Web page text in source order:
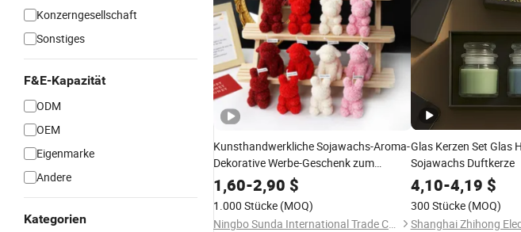
Konzerngesellschaft
Sonstiges
F&E-Kapazität
ODM
OEM
Eigenmarke
Andere
Kategorien
Kunsthandwerkliche Sojawachs-Aroma-
Dekorative Werbe-Geschenk zum
Valentinstag Teddy-Bär Rosen-
Duftkerze
1,60-2,90 $
1.000 Stücke (MOQ)
Ningbo Sunda International Trade Co., Ltd.
Glas Kerzen Set Glas
Sojawachs Duftkerze
4,10-4,19 $
300 Stücke (MOQ)
Shanghai Zhihong